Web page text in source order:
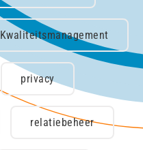
Kwaliteitsmanagement
privacy
relatiebeheer